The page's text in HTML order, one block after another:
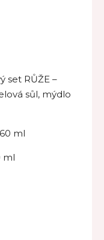
set RŮŽE –
sůl, mýdlo
ml
ml